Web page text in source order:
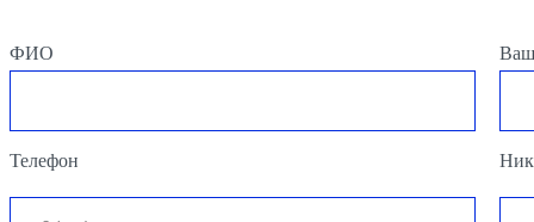
ФИО
Телефон Ник